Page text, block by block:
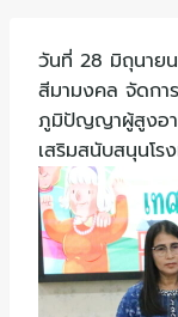
วันที่ 28 มิถุนายน
สีมามงคล จัดกา
ภูมิปัญญาผู้สูงอา
เสริมสนับสนุนโร